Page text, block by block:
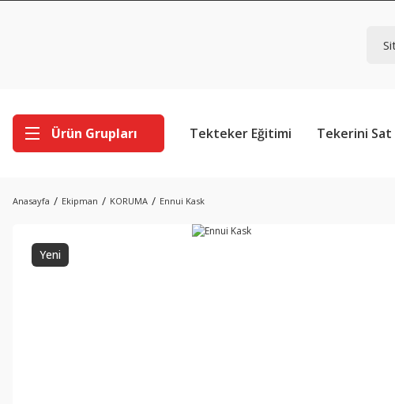
Ürün Grupları Tekteker Eğitimi Tekerini Sat
Anasayfa Ekipman KORUMA Ennui Kask
Yeni